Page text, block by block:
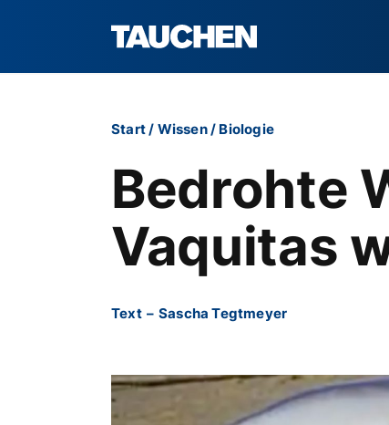
Start/ Wissen/ Biologie
Bedrohte
Vaquitas
Text – Sascha Tegtmeyer